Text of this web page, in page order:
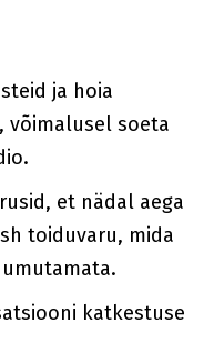
ja hoia
võimalusel soeta
et nädal aega
toiduvaru, mida
katkestuse